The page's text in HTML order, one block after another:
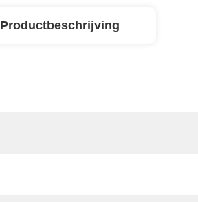
Productbeschrijving